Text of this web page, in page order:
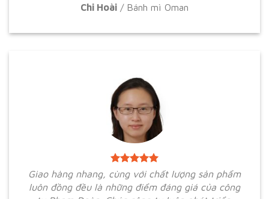
Chi Hoài / Bánh mì Oman
Giao hàng nhang, cùng với chất lượng sản phẩm
luôn đồng đều là những điểm đáng giá của công